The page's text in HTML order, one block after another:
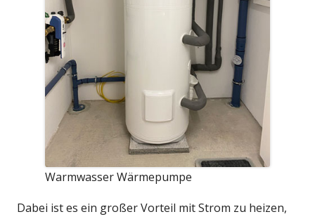
Warmwasser Wärmepumpe
Dabei ist es ein großer Vorteil mit Strom zu heizen,